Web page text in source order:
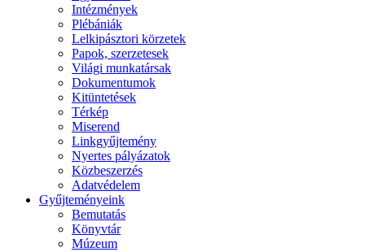
Intézmények
Plébániák
Lelkipásztori körzetek
Papok, szerzetesek
Világi munkatársak
Dokumentumok
Kitüntetések
Térkép
Miserend
Linkgyűjtemény
Nyertes pályázatok
Közbeszerzés
Adatvédelem
Gyűjteményeink
Bemutatás
Könyvtár
Múzeum